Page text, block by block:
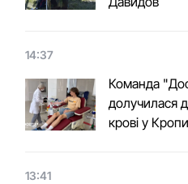
14:37
Команда
долучилася
крові у
13:41